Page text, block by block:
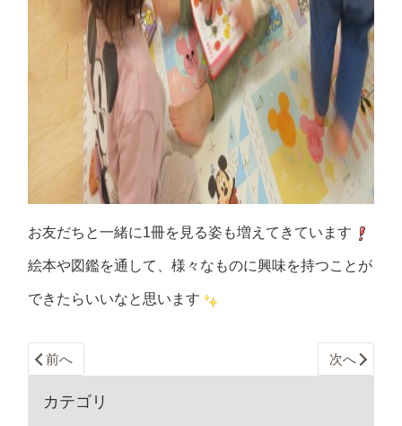
お友だちと一緒に1冊を見る姿も増えてきています
絵本や図鑑を通して、様々なものに興味を持つことが
できたらいいなと思います
前へ 次へ
カテゴリ